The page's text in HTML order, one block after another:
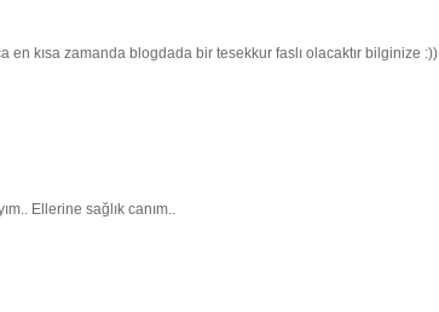
en kısa zamanda blogdada bir tesekkur faslı olacaktır bilginize :))
Ellerine sağlık canım..